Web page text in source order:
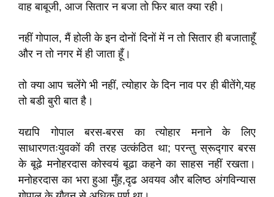
वाह बाबूजी, आज सितार न बजा तो फिर बात क्या रही।
नहीं गोपाल, मैं होली के इन दोनों दिनों में न तो सितार ही बजाताहूँ
और न तो नगर में ही जाता हूँ।
तो क्या आप चलेंगे भी नहीं, त्योहार के दिन नाव पर ही बीतेंगे,यह
तो बडी बुरी बात है।
यद्यपि गोपाल बरस-बरस का त्योहार मनाने के लिए
साधारणतःयुवकों की तरह उत्कंठित था; परन्तु स्रूद्गार बरस
के बूढे मनोहरदास कोस्वयं बूढा कहने का साहस नहीं रखता।
मनोहरदास का भरा हुआ मुँह,दृढ अवयव और बलिष्ठ अंगविन्यास